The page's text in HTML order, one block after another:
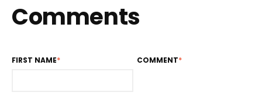
Comments
FIRST NAME* COMMENT*